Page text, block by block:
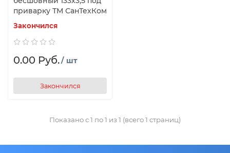
приварку ТМ СанТехКом
Закончился
0.00 Руб./ шт
Закончился
Показано с 1 по 1 из 1 (всего 1 страниц)